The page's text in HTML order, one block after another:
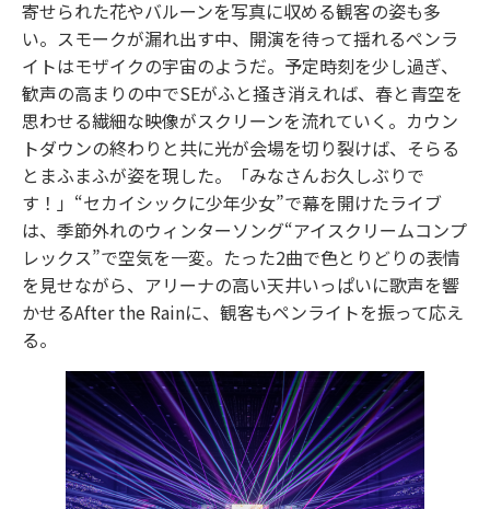
寄せられた花やバルーンを写真に収める観客の姿も多
い。スモークが漏れ出す中、開演を待って揺れるペンラ
イトはモザイクの宇宙のようだ。予定時刻を少し過ぎ、
歓声の高まりの中でSEがふと掻き消えれば、春と青空を
思わせる繊細な映像がスクリーンを流れていく。カウン
トダウンの終わりと共に光が会場を切り裂けば、そらる
とまふまふが姿を現した。「みなさんお久しぶりで
す！」“セカイシックに少年少女”で幕を開けたライブ
は、季節外れのウィンターソング“アイスクリームコンプ
レックス”で空気を一変。たった2曲で色とりどりの表情
を見せながら、アリーナの高い天井いっぱいに歌声を響
かせるAfter the Rainに、観客もペンライトを振って応え
る。